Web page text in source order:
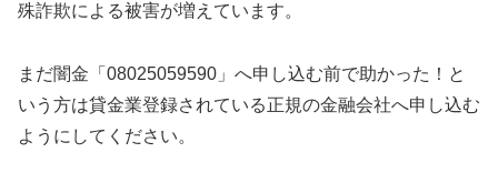
殊詐欺による被害が増えています。
まだ闇金「08025059590」へ申し込む前で助かった！と
いう方は貸金業登録されている正規の金融会社へ申し込む
ようにしてください。